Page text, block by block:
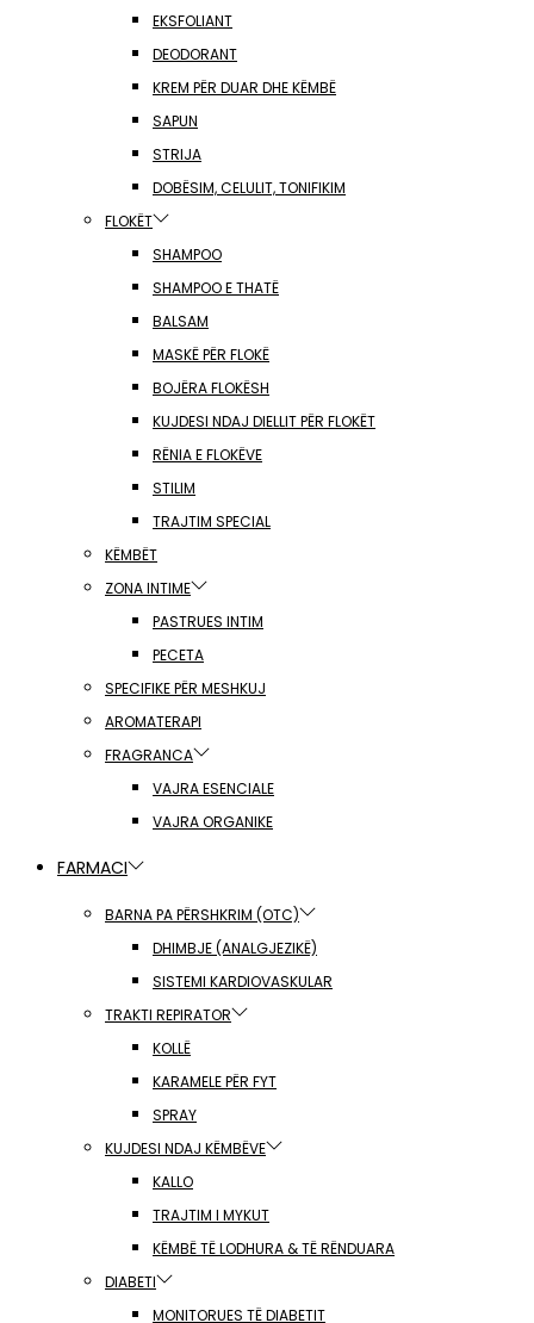
EKSFOLIANT
DEODORANT
KREM PËR DUAR DHE KËMBË
SAPUN
STRIJA
DOBËSIM, CELULIT, TONIFIKIM
FLOKËT
SHAMPOO
SHAMPOO E THATË
BALSAM
MASKË PËR FLOKË
BOJËRA FLOKËSH
KUJDESI NDAJ DIELLIT PËR FLOKËT
RËNIA E FLOKËVE
STILIM
TRAJTIM SPECIAL
KËMBËT
ZONA INTIME
PASTRUES INTIM
PECETA
SPECIFIKE PËR MESHKUJ
AROMATERAPI
FRAGRANCA
VAJRA ESENCIALE
VAJRA ORGANIKE
FARMACI
BARNA PA PËRSHKRIM (OTC)
DHIMBJE (ANALGJEZIKË)
SISTEMI KARDIOVASKULAR
TRAKTI REPIRATOR
KOLLË
KARAMELE PËR FYT
SPRAY
KUJDESI NDAJ KËMBËVE
KALLO
TRAJTIM I MYKUT
KËMBË TË LODHURA & TË RËNDUARA
DIABETI
MONITORUES TË DIABETIT